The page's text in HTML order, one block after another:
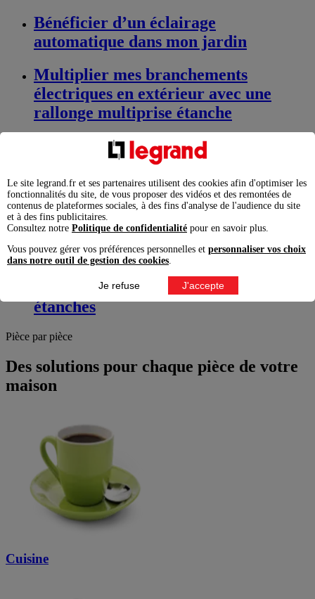
Bénéficier d’un éclairage
automatique dans mon jardin
Multiplier mes branchements
électriques en extérieur avec une
rallonge multiprise étanche
Des prises étanches pour brancher
mes équipements en extérieur
Brancher partout dans mon jardin
mes appareils électriques grâce au
piquet de jardin
Commander mes éclairages
extérieurs avec des interrupteurs
étanches
Pièce par pièce
Des solutions pour chaque pièce de votre
maison
Cuisine
Le site legrand.fr et ses partenaires utilisent des cookies afin d'optimiser les
fonctionnalités du site, de vous proposer des vidéos et des remontées de
contenus de plateformes sociales, à des fins d'analyse de l'audience du site
et à des fins publicitaires.
Consultez notre Politique de confidentialité pour en savoir plus.
Vous pouvez gérer vos préférences personnelles et personnaliser vos choix
dans notre outil de gestion des cookies.
Je refuse J'accepte